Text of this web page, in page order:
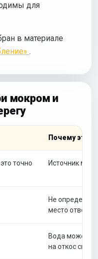
для
в материале
.
мокром и
Почему
точно
Источник
Не
место отвода
Вода может
на откос